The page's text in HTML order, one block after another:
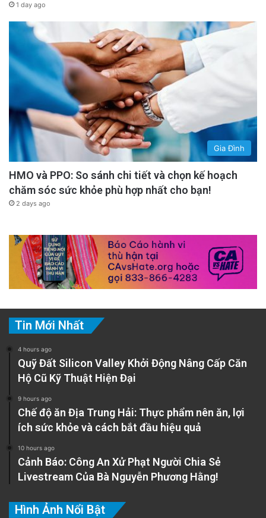
1 day ago
Gia Đình
HMO và PPO: So sánh chi tiết và chọn kế hoạch
chăm sóc sức khỏe phù hợp nhất cho bạn!
2 days ago
Tin Mới Nhất
4 hours ago
Quỹ Đất Silicon Valley Khởi Động Nâng Cấp Căn
Hộ Cũ Kỹ Thuật Hiện Đại
9 hours ago
Chế độ ăn Địa Trung Hải: Thực phẩm nên ăn, lợi
ích sức khỏe và cách bắt đầu hiệu quả
10 hours ago
Cảnh Báo: Công An Xử Phạt Người Chia Sẻ
Livestream Của Bà Nguyễn Phương Hằng!
Hình Ảnh Nổi Bật